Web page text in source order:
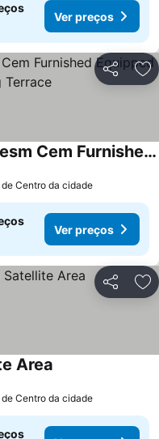
Ver preços
Partilhar
C3- Executive Suites At Itesm Cem Furnished Equipped Kitchen Parking Terrace
Centro da cidade
Ver preços
Partilhar
Area
Centro da cidade